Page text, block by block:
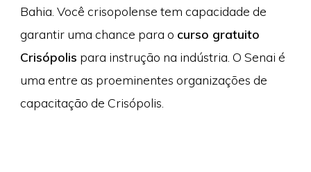
Bahia. Você crisopolense tem capacidade de
garantir uma chance para o curso gratuito
Crisópolis para instrução na indústria. O Senai é
uma entre as proeminentes organizações de
capacitação de Crisópolis.